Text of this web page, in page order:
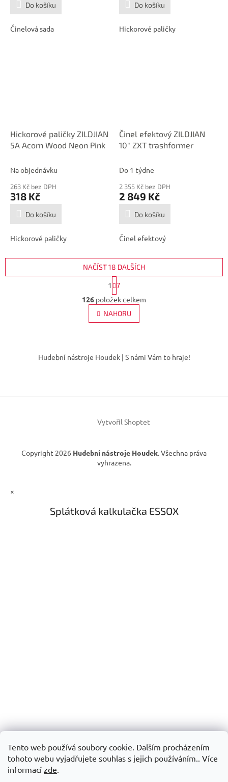
Tento web používá soubory cookie. Dalším procházením
tohoto webu vyjadřujete souhlas s jejich používáním.. Více
informací zde.
Do košíku
Činelová sada
Do košíku
Hickorové paličky
Hickorové paličky ZILDJIAN
5A Acorn Wood Neon Pink
Na objednávku
263 Kč bez DPH
318 Kč
Do košíku
Hickorové paličky
Činel efektový ZILDJIAN
10" ZXT trashformer
Do 1 týdne
2 355 Kč bez DPH
2 849 Kč
Do košíku
Činel efektový
O
v
l
á
c
í
k
v
i
s
u
NAČÍST 18 DALŠÍCH
S
t
r
á
n
k
n
1
7
126 položek celkem
NAHORU
í
Hudební nástroje Houdek | S námi Vám to hraje!
Vytvořil Shoptet
Copyright 2026 Hudební nástroje Houdek. Všechna práva
vyhrazena.
×
Splátková kalkulačka ESSOX